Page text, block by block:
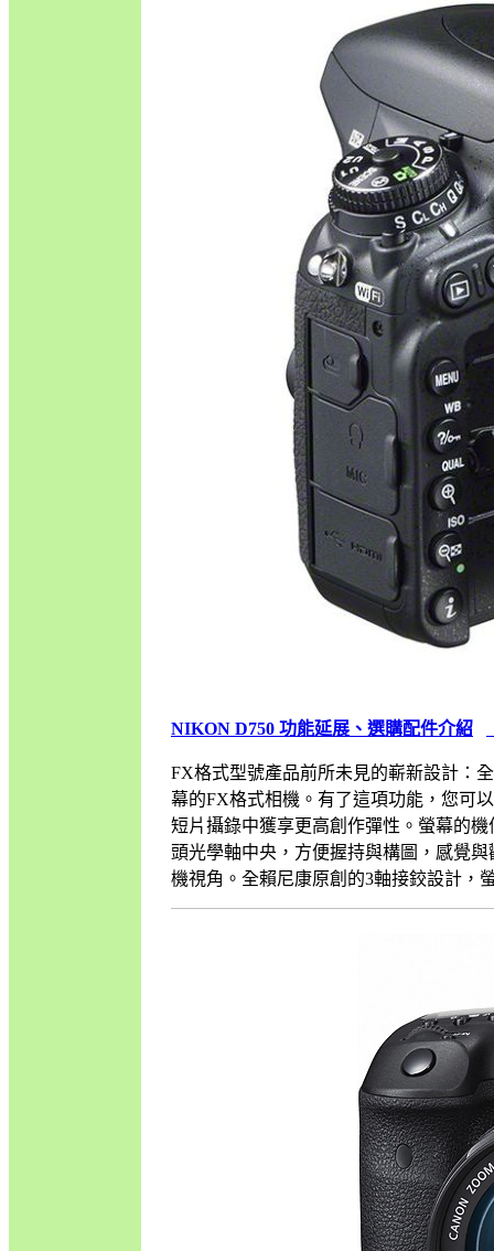
NIKON D750 功能延展、選購配件介紹
FX格式型號產品前所未見的嶄新設計：
幕的FX格式相機。有了這項功能，您可
短片攝錄中獲享更高創作彈性。螢幕的
頭光學軸中央，方便握持與構圖，感覺
機視角。全賴尼康原創的3軸接鉸設計，